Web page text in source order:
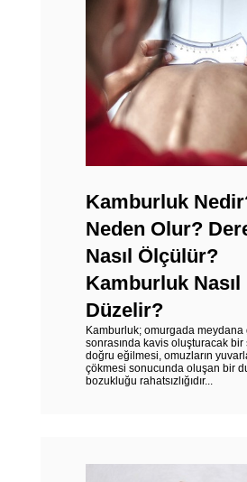
Kamburluk
Neden Olur?
Nasıl Ölçülür?
Kamburluk Nasıl
Düzelir?
Kamburluk; omurgada
sonrasında kavis oluşturacak
doğru eğilmesi, omuzların
çökmesi sonucunda oluşan bir
bozukluğu rahatsızlığıdır...